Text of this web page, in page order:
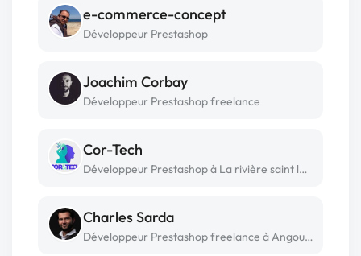
e-commerce-concept
Développeur Prestashop
Joachim Corbay
Développeur Prestashop freelance
Cor-Tech
Développeur Prestashop à La rivière saint louis
Charles Sarda
Développeur Prestashop freelance à Angoulême